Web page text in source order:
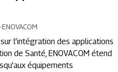
-ENOVACOM
l’intégration des applications
de Santé, ENOVACOM étend
équipements